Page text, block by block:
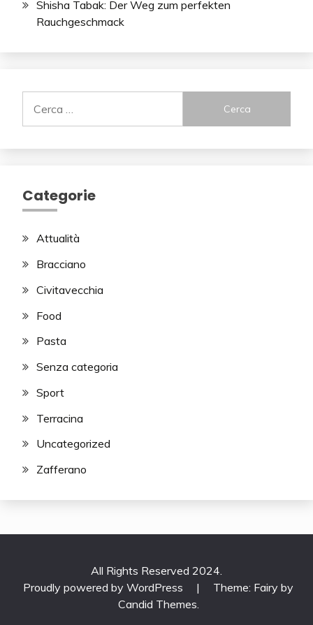
Shisha Tabak: Der Weg zum perfekten
Rauchgeschmack
per:
Categorie
Attualità
Bracciano
Civitavecchia
Food
Pasta
Senza categoria
Sport
Terracina
Uncategorized
Zafferano
All Rights Reserved 2024.
Proudly powered by WordPress
|
Theme: Fairy by
Candid Themes.